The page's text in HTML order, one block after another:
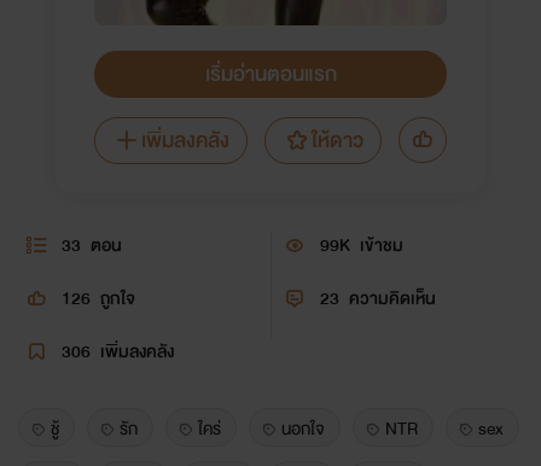
เริ่มอ่านตอนแรก
เพิ่มลงคลัง
ให้ดาว
33 ตอน 99K เข้าชม
126 ถูกใจ 23 ความคิดเห็น
306 เพิ่มลงคลัง
ชู้ รัก ใคร่ นอกใจ NTR
sex